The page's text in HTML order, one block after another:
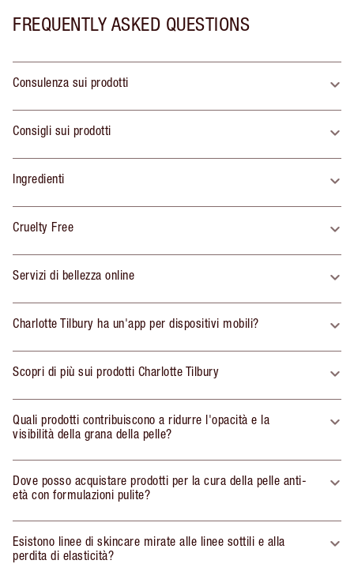
FREQUENTLY ASKED QUESTIONS
Consulenza sui prodotti
Consigli sui prodotti
Ingredienti
Cruelty Free
Servizi di bellezza online
Charlotte Tilbury ha un'app per dispositivi mobili?
Scopri di più sui prodotti Charlotte Tilbury
Quali prodotti contribuiscono a ridurre l'opacità e la
visibilità della grana della pelle?
Dove posso acquistare prodotti per la cura della pelle anti-
età con formulazioni pulite?
Esistono linee di skincare mirate alle linee sottili e alla
perdita di elasticità?